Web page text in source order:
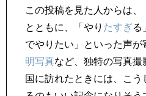
この投稿を見た人からは、
とともに、「やり たすぎる
でやりたい」といった声が
明写真など、独特の写真
国に訪れたときには、こ